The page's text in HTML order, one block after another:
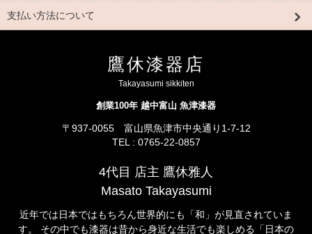
支払い方法について
鷹休漆器店
Takayasumi sikkiten
創業100年 越中富山 魚津漆器
〒937-0055 富山県魚津市中央通り1-7-12
TEL : 0765-22-0857
4代目 店主 鷹休雅人
Masato Takayasumi
近年では日本ではもちろん世界的にも「和」が見直されていま
す。 その中でも漆器は昔から身近な生活でも楽しめる「日本の